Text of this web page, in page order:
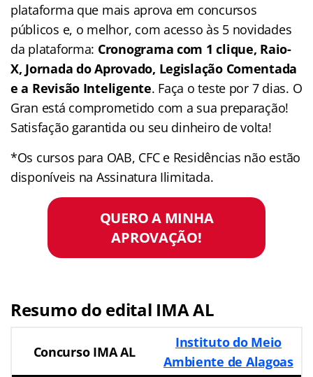
plataforma que mais aprova em concursos
públicos e, o melhor, com acesso às 5 novidades
da plataforma: Cronograma com 1 clique, Raio-
X, Jornada do Aprovado, Legislação Comentada
e a Revisão Inteligente. Faça o teste por 7 dias. O
Gran está comprometido com a sua preparação!
Satisfação garantida ou seu dinheiro de volta!
*Os cursos para OAB, CFC e Residências não estão
disponíveis na Assinatura Ilimitada.
QUERO A MINHA
APROVAÇÃO!
Resumo do edital IMA AL
Concurso IMA AL
Instituto do Meio
Ambiente de Alagoas